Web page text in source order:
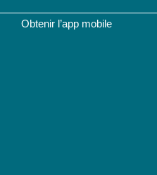
Obtenir l’app mobile